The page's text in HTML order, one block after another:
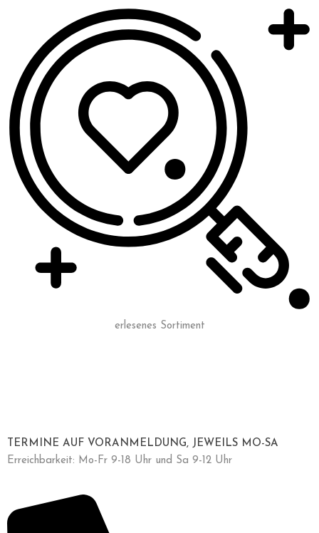
erlesenes Sortiment
TERMINE AUF VORANMELDUNG, JEWEILS MO-SA
Erreichbarkeit: Mo-Fr 9-18 Uhr und Sa 9-12 Uhr